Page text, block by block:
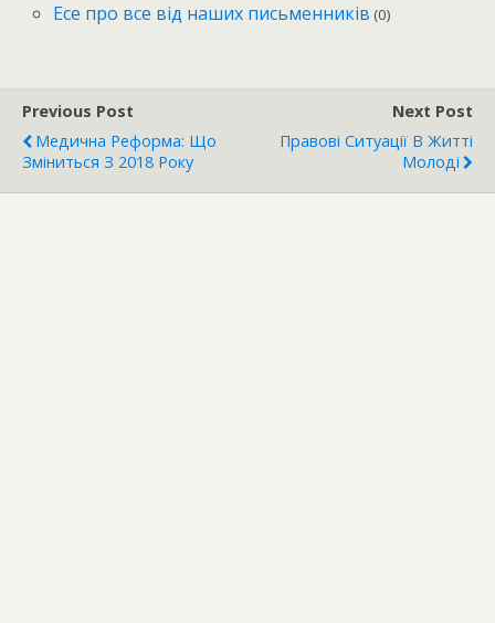
Есе про все від наших письменників (0)
Previous Post
Медична Реформа: Що
Зміниться З 2018 Року
Next Post
Правові Ситуації В Житті
Молоді